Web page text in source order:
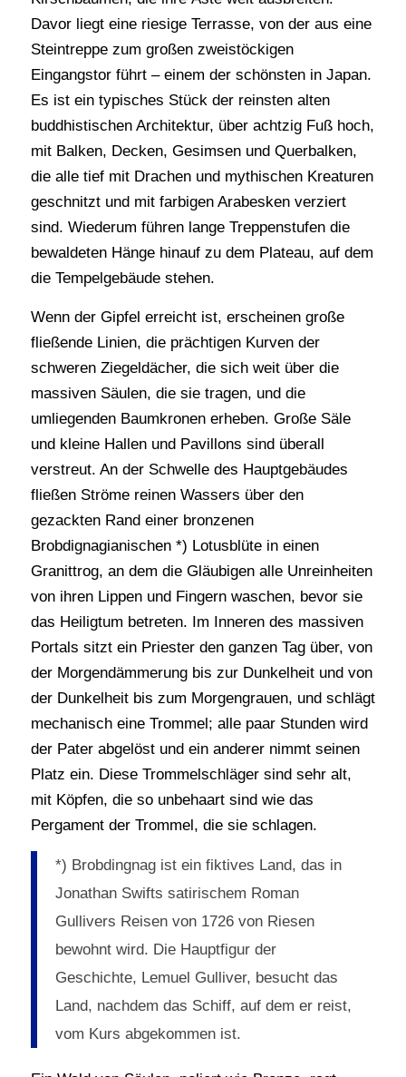
Davor liegt eine riesige Terrasse, von der aus eine
Steintreppe zum großen zweistöckigen
Eingangstor führt – einem der schönsten in Japan.
Es ist ein typisches Stück der reinsten alten
buddhistischen Architektur, über achtzig Fuß hoch,
mit Balken, Decken, Gesimsen und Querbalken,
die alle tief mit Drachen und mythischen Kreaturen
geschnitzt und mit farbigen Arabesken verziert
sind. Wiederum führen lange Treppenstufen die
bewaldeten Hänge hinauf zu dem Plateau, auf dem
die Tempelgebäude stehen.
Wenn der Gipfel erreicht ist, erscheinen große
fließende Linien, die prächtigen Kurven der
schweren Ziegeldächer, die sich weit über die
massiven Säulen, die sie tragen, und die
umliegenden Baumkronen erheben. Große Säle
und kleine Hallen und Pavillons sind überall
verstreut. An der Schwelle des Hauptgebäudes
fließen Ströme reinen Wassers über den
gezackten Rand einer bronzenen
Brobdignagianischen *) Lotusblüte in einen
Granittrog, an dem die Gläubigen alle Unreinheiten
von ihren Lippen und Fingern waschen, bevor sie
das Heiligtum betreten. Im Inneren des massiven
Portals sitzt ein Priester den ganzen Tag über, von
der Morgendämmerung bis zur Dunkelheit und von
der Dunkelheit bis zum Morgengrauen, und schlägt
mechanisch eine Trommel; alle paar Stunden wird
der Pater abgelöst und ein anderer nimmt seinen
Platz ein. Diese Trommelschläger sind sehr alt,
mit Köpfen, die so unbehaart sind wie das
Pergament der Trommel, die sie schlagen.
*) Brobdingnag ist ein fiktives Land, das in
Jonathan Swifts satirischem Roman
Gullivers Reisen von 1726 von Riesen
bewohnt wird. Die Hauptfigur der
Geschichte, Lemuel Gulliver, besucht das
Land, nachdem das Schiff, auf dem er reist,
vom Kurs abgekommen ist.